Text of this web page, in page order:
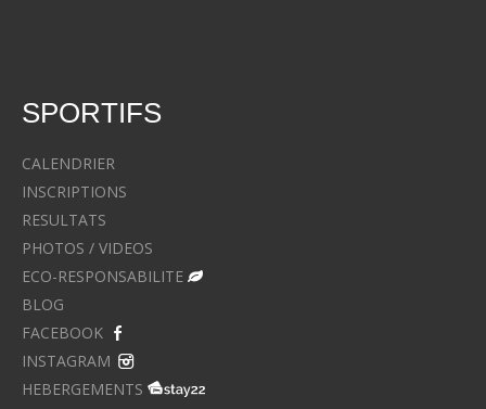
SPORTIFS
CALENDRIER
INSCRIPTIONS
RESULTATS
PHOTOS / VIDEOS
ECO-RESPONSABILITE
BLOG
FACEBOOK
INSTAGRAM
HEBERGEMENTS